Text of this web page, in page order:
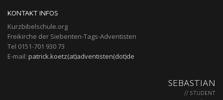
KONTAKT INFOS
Kurzbibelschule.org
Freikirche der Siebenten-Tags-Adventisten
Tel 0151-701 930 73
E-mail: patrick.koetz(at)adventisten(dot)de
SEBASTIAN
// STUDENT